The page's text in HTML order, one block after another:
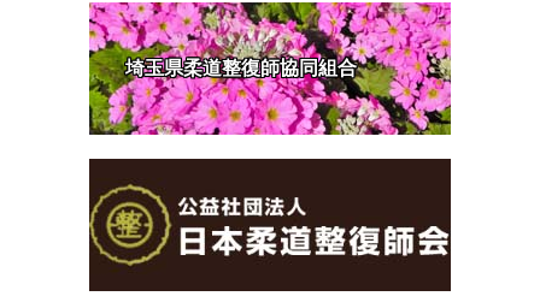
埼玉県柔道整復師協同組合